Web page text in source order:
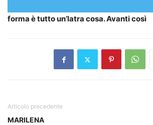
forma è tutto un’latra cosa. Avanti così
Articolo precedente
MARILENA